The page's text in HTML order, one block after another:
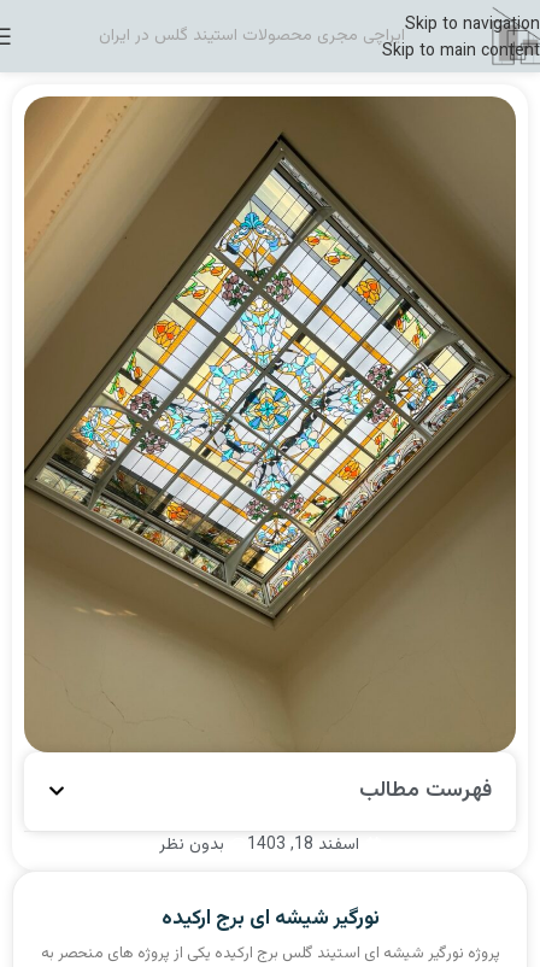
Skip to navigation
Skip to main content
ایراچی مجری محصولات استیند گلس در ایران
فهرست مطالب
اسفند 18, 1403 بدون نظر
نورگیر شیشه ای برج ارکیده
پروژه نورگیر شیشه ای استیند گلس برج ارکیده یکی از پروژه های منحصر به